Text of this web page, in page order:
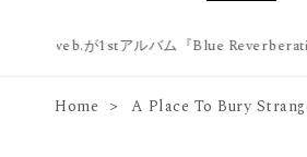
blue web.が1stアルバム『Blue
Home A Place To Bury